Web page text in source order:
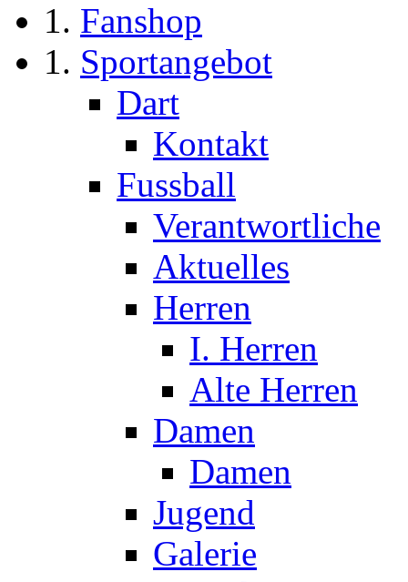
Fanshop
Sportangebot
Dart
Kontakt
Fussball
Verantwortliche
Aktuelles
Herren
I. Herren
Alte Herren
Damen
Damen
Jugend
Galerie